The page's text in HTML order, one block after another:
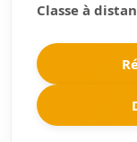
Classe à